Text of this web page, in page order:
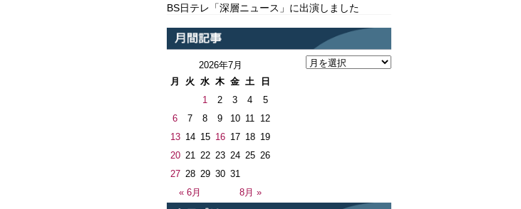
BS日テレ「深層ニュース」に出演しました
2026年7月
月
火 水 木 金 土 日
« 6月 8月 »
1 2 3 4
5
6
7 8 9 10 11 12
13 14 15 16 17 18 19
20 21 22 23 24 25 26
27 28 29 30 31